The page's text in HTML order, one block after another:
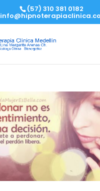
(57) 310 381 0182